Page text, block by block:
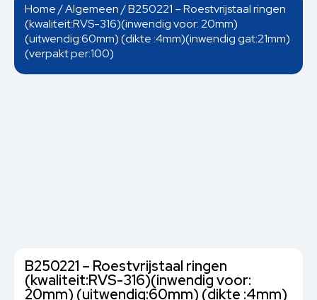
Home/Algemeen/ B250221 – Roestvrijstaal ringen
(kwaliteit:RVS-316)(inwendig voor: 20mm)
(uitwendig:60mm) (dikte :4mm)(inwendig gat:21mm)
(verpakt per:100)
B250221 – Roestvrijstaal ringen
(kwaliteit:RVS-316)(inwendig voor:
20mm) (uitwendig:60mm) (dikte :4mm)